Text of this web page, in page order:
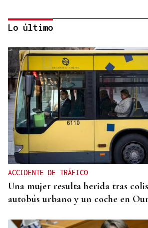
CRISIS MIGRATORIA
La Justicia marroquí procesa a 86
organizar los cruces irregulares
Lo último
ACCIDENTE DE TRÁFICO
Una mujer resulta herida tras
autobús urbano y un coche en